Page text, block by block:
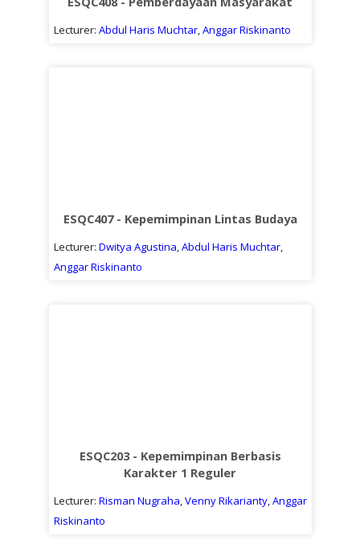
Lecturer: Abdul Haris Muchtar, Anggar Riskinanto
ESQC407 - Kepemimpinan Lintas Budaya
Lecturer: Dwitya Agustina Abdul Haris Muchtar,
Anggar Riskinanto
ESQC203 - Kepemimpinan Berbasis
Karakter 1 Reguler
Lecturer: Risman Nugraha Venny Rikarianty, Anggar
Riskinanto